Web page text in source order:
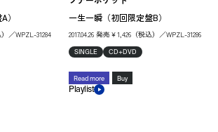
）
）／WPZL-31284
一生一瞬（初回限定盤B）
2017.04.26 発売￥1,426（税込）／WPZL-31286
SINGLE CD+DVD
Read more Buy
Playlist